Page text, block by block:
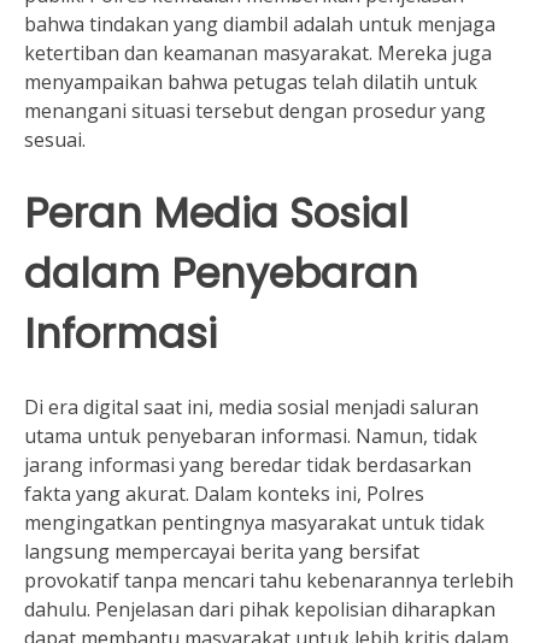
bahwa tindakan yang diambil adalah untuk menjaga
ketertiban dan keamanan masyarakat. Mereka juga
menyampaikan bahwa petugas telah dilatih untuk
menangani situasi tersebut dengan prosedur yang
sesuai.
Peran Media Sosial
dalam Penyebaran
Informasi
Di era digital saat ini, media sosial menjadi saluran
utama untuk penyebaran informasi. Namun, tidak
jarang informasi yang beredar tidak berdasarkan
fakta yang akurat. Dalam konteks ini, Polres
mengingatkan pentingnya masyarakat untuk tidak
langsung mempercayai berita yang bersifat
provokatif tanpa mencari tahu kebenarannya terlebih
dahulu. Penjelasan dari pihak kepolisian diharapkan